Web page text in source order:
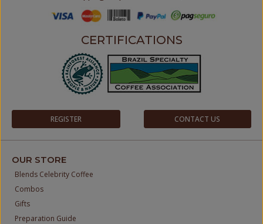
CERTIFICATIONS
REGISTER CONTACT US
OUR STORE
Blends Celebrity Coffee
Combos
Gifts
Preparation Guide